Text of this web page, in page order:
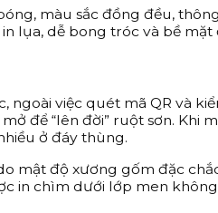
màu sắc đồng đều,
lụa, dễ bong tróc và bề mặt
ngoài việc quét mã QR và
để “lên đời” ruột sơn. Khi
ở đáy thùng.
mật độ xương gốm đặc
in chìm dưới lớp men